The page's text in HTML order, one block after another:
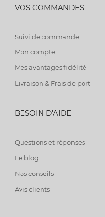
VOS COMMANDES
Suivi de commande
Mon compte
Mes avantages fidélité
Livraison & Frais de port
BESOIN D'AIDE
Questions et réponses
Le blog
Nos conseils
Avis clients